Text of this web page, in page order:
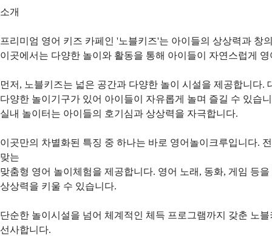
소개
프리미엄 영어 키즈 카페인 '노블키즈'는 아이들의 상상력과 창
이곳에서는 다양한 놀이와 활동을 통해 아이들이 자연스럽게
먼저, 노블키즈는 넓은 공간과 다양한 놀이 시설을 제공합니다.
다양한 놀이기구가 있어 아이들이 자유롭게 놀며 즐길 수 있습
실내 놀이터는 아이들의 호기심과 상상력을 자극합니다.
이곳만의 차별화된 특징 중 하나는 바로 영어놀이크루입니다.
맞는
맞춤형 영어 놀이체험을 제공합니다. 영어 노래, 동화, 게임 등
상상력을 키울 수 있습니다.
단순한 놀이시설을 넘어 체계적인 체득 프로그램까지 갖춘 노
선사합니다.